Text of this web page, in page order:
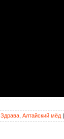
Здрава, Алтайский мёд|